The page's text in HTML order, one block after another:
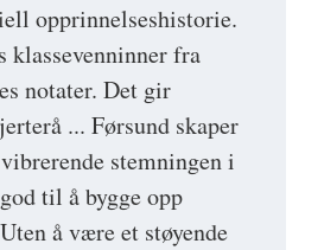
opprinnelseshistorie.
klassevenninner fra
notater. Det gir
... Førsund skaper
stemningen i
til å bygge opp
å være et støyende